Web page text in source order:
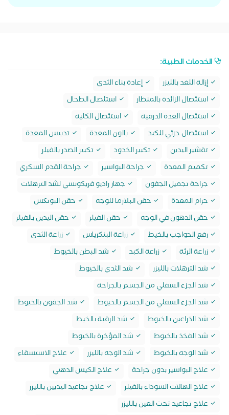
الخدمات الطبية:
إزالة اللغد بالليزر
إعادة بناء الثدي
استئصال الزائدة بالمنظار
استئصال الطحال
استئصال الغدة الدرقية
استئصال الكلية
استئصال جزئي للكبد
بالون المعدة
تدبيس المعدة
تقشير اليدين
تكبير الخدود
تكبير الصدر بالفيلر
تكميم المعدة
جراحة البواسير
جراحة القدم السكري
جراحة تجميل الجفون
جهاز راديو فريكونسي لشد الترهلات
حزام المعدة
حقن البلازما للوجه
حقن البوتکس
حقن الدهون في الوجه
حقن الفيلر
حقن اليدين بالفيلر
رفع الحواجب بالخيط
زراعة البنكرياس
زراعة الثدي
زراعة الرئة
زراعة الكبد
شد البطن بالخيوط
شد الترهلات بالليزر
شد الثدي بالخيوط
شد الجزء السفلي من الجسم بالجراحة
شد الجزء السفلي من الجسم بالخيوط
شد الجفون بالخيوط
شد الذراعين بالخيوط
شد الرقبة بالخيط
شد الفخذ بالخيوط
شد المؤخرة بالخيوط
شد الوجه بالخيوط
شد الوجه بالليزر
علاج الاستسقاء
علاج البواسير بدون جراحة
علاج الكيس الدهني
علاج الهالات السوداء بالفيلر
علاج تجاعيد اليديين بالليزر
علاج تجاعيد تحت العين بالليزر